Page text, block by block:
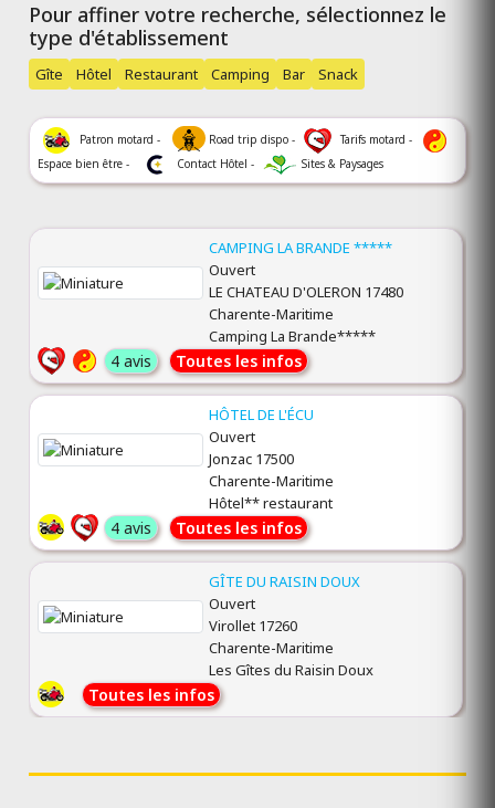
Pour affiner votre recherche, sélectionnez le
type d'établissement
Gîte Hôtel Restaurant Camping Bar Snack
Patron motard - Road trip dispo -
Tarifs motard -
Espace bien être -
Contact Hôtel - Sites & Paysages
CAMPING LA BRANDE *****
Ouvert
LE CHATEAU D'OLERON 17480
Charente-Maritime
Camping La Brande*****
4 avis Toutes les infos
HÔTEL DE L'ÉCU
Ouvert
Jonzac 17500
Charente-Maritime
Hôtel** restaurant
4 avis Toutes les infos
GÎTE DU RAISIN DOUX
Ouvert
Virollet 17260
Charente-Maritime
Les Gîtes du Raisin Doux
Toutes les infos